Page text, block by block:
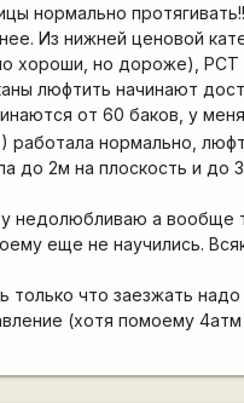
нормально
Из нижней ценовой
хороши, но дороже), РСТ
люфтить начинают
от 60 баков, у
работала нормально, люфт
до 2м на плоскость и до
недолюбливаю а вообще
еще не научились.
что заезжать надо
(хотя помоему 4атм